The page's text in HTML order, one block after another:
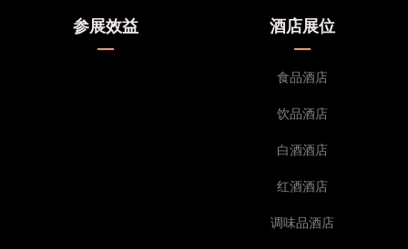
参展效益 酒店展位
食品酒店
饮品酒店
白酒酒店
红酒酒店
调味品酒店